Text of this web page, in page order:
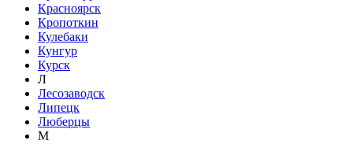
Красноярск
Кропоткин
Кулебаки
Кунгур
Курск
Л
Лесозаводск
Липецк
Люберцы
М